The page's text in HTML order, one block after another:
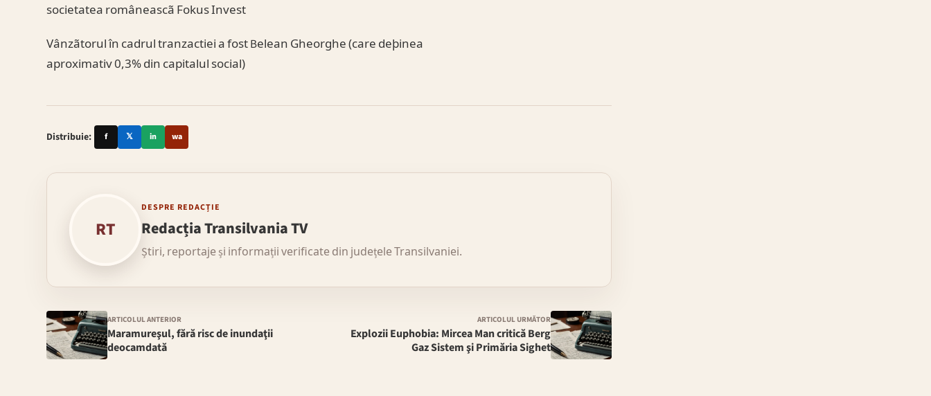
societatea româneascã Fokus Invest
Vânzãtorul în cadrul tranzactiei a fost Belean Gheorghe (care deþinea
aproximativ 0,3% din capitalul social)
Distribuie: f 𝕏 in wa
RT
DESPRE REDACȚIE
Redacția Transilvania TV
Știri, reportaje și informații verificate din județele Transilvaniei.
ARTICOLUL ANTERIOR
Maramureşul, fără risc de inundaţii
deocamdată
ARTICOLUL URMĂTOR
Explozii Euphobia: Mircea Man critică Berg
Gaz Sistem şi Primăria Sighet